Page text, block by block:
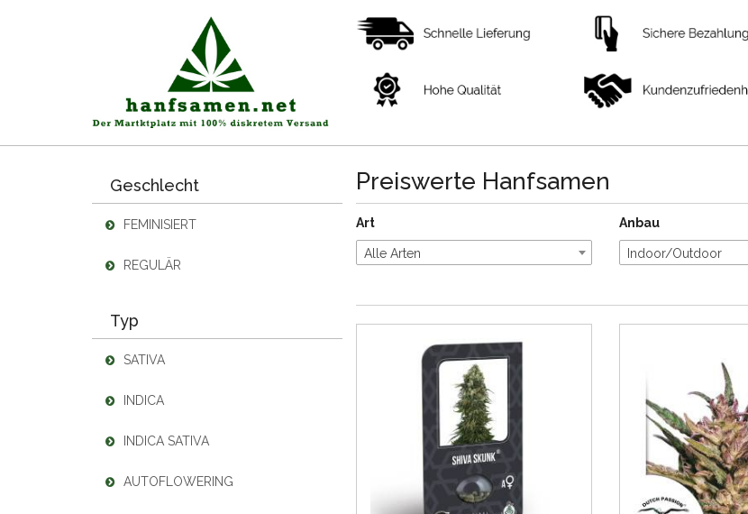
Geschlecht
FEMINISIERT
REGULÄR
Typ
SATIVA
INDICA
INDICA SATIVA
AUTOFLOWERING
Preiswerte Hanfsamen
Art
Alle Arten
Anbau
Indoor/Outdoor